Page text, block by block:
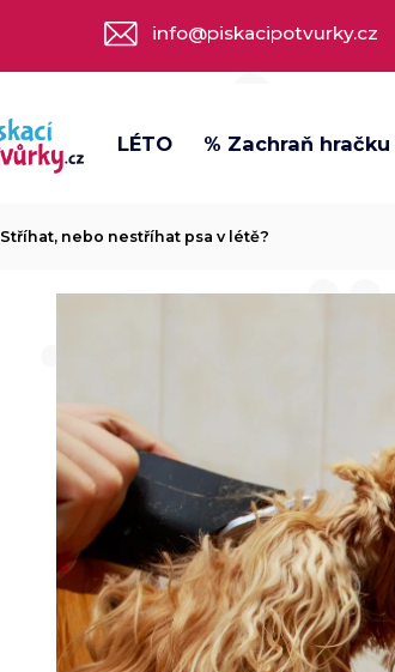
info@piskacipotvurky.cz
LÉTO % Zachraň
Stříhat, nebo nestříhat psa v létě?